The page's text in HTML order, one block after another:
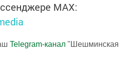
MАХ:
Telegram-канал "Шешминская